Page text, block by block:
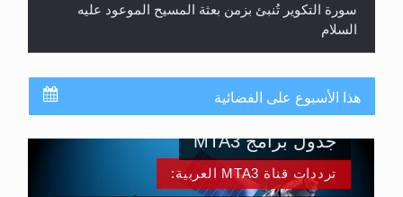
سورة التكوير تُنبئ بزمن بعثة المسيح الموعود عليه
السلام
هذا الأسبوع على الفضائية
ترددات قناة MTA3 العربية:
جدول برامج MTA3